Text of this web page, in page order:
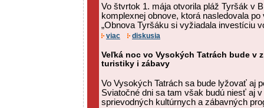
Vo štvrtok 1. mája otvorila pláž Tyršák v
komplexnej obnove, ktorá nasledovala
„Obnova Tyršáku si vyžiadala investíciu
viac diskusia
Veľká noc vo Vysokých Tatrách bude v
turistiky i zábavy
Vo Vysokých Tatrách sa bude lyžovať aj
Sviatočné dni sa tam však budú niesť aj
sprievodných kultúrnych a zábavných